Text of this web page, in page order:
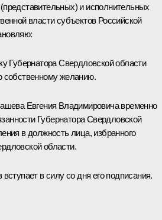
и исполнительных
власти субъектов Российской
Губернатора Свердловской области
собственному желанию.
Евгения Владимировича временно
Губернатора Свердловской
в должность лица, избранного
области.
в силу со дня его подписания.